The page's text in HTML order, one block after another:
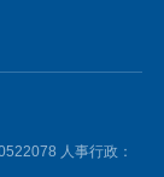
人事行政：